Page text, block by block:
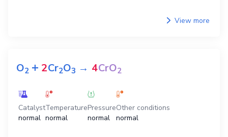
View more
O2 + 2Cr2O3 → 4CrO2
Catalyst
normal
Temperature
normal
Pressure
normal
Other conditions
normal